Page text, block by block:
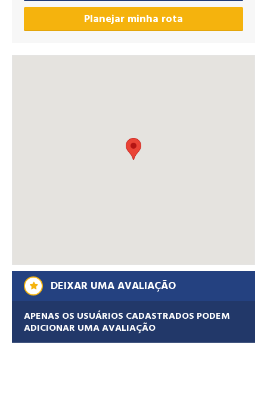
Planejar minha rota
DEIXAR UMA AVALIAÇÃO
APENAS OS USUÁRIOS CADASTRADOS PODEM
ADICIONAR UMA AVALIAÇÃO